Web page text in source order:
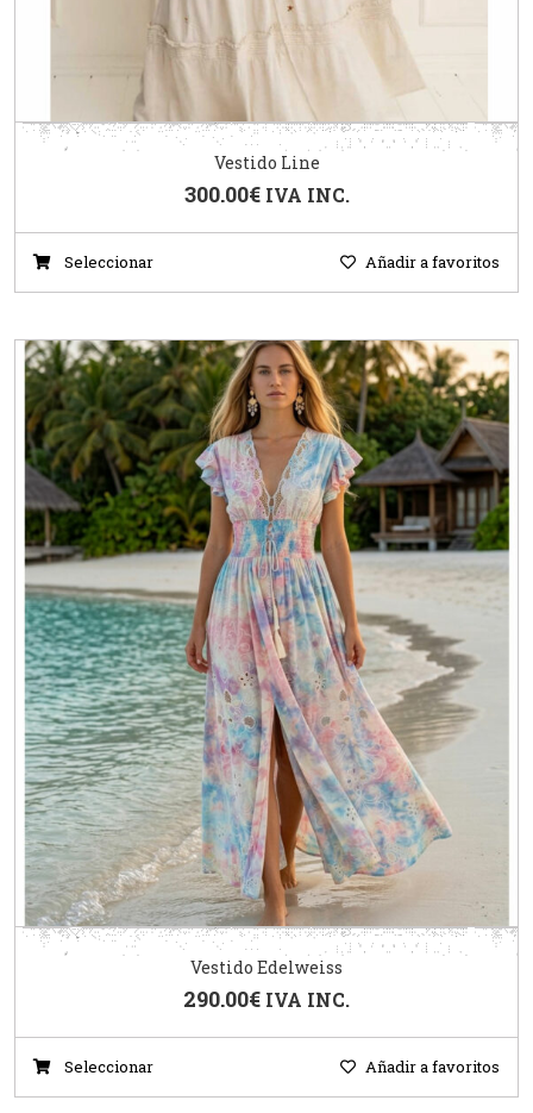
Vestido Line
300.00€ IVA INC.
Seleccionar Añadir a favoritos
Vestido Edelweiss
290.00€ IVA INC.
Seleccionar Añadir a favoritos